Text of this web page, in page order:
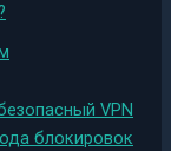
VPN
блокировок